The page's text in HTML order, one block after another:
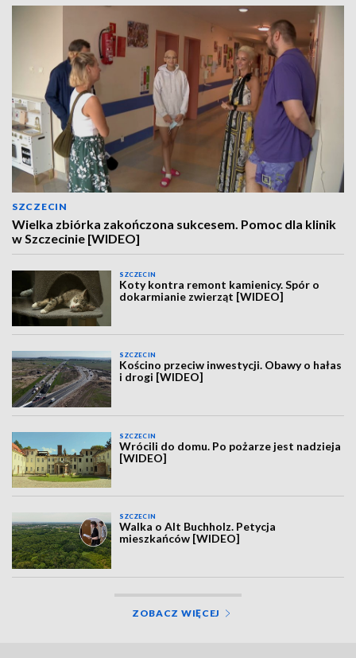
SZCZECIN
Wielka zbiórka zakończona sukcesem. Pomoc dla klinik
w Szczecinie [WIDEO]
SZCZECIN
Koty kontra remont kamienicy. Spór o
dokarmianie zwierząt [WIDEO]
SZCZECIN
Kościno przeciw inwestycji. Obawy o hałas
i drogi [WIDEO]
SZCZECIN
Wrócili do domu. Po pożarze jest nadzieja
[WIDEO]
SZCZECIN
Walka o Alt Buchholz. Petycja
mieszkańców [WIDEO]
ZOBACZ WIĘCEJ